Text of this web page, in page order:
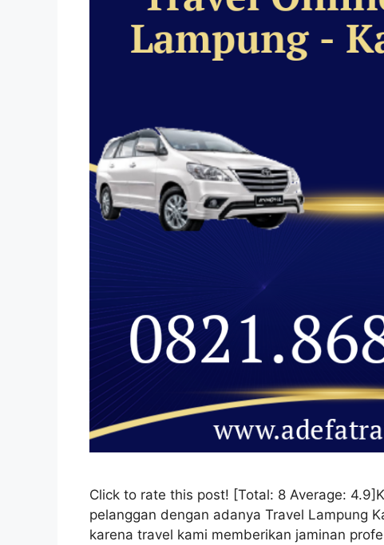
Click to rate this post! [Total: 8 Average:
pelanggan dengan adanya Travel Lampung
karena travel kami memberikan jaminan